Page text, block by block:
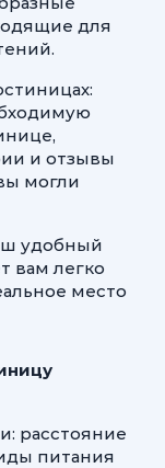
для
и отзывы
могли
удобный
вам легко
место
расстояние
питания